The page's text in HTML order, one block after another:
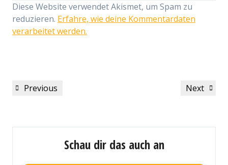
Diese Website verwendet Akismet, um Spam zu
reduzieren. Erfahre, wie deine Kommentardaten
verarbeitet werden.
Beitragsnavigation
Previous
Previous
Next
Next
Schau dir das auch an